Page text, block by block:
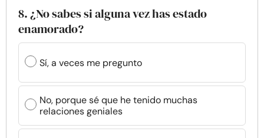
8. ¿No sabes si alguna vez has estado
enamorado?
Sí, a veces me pregunto
No, porque sé que he tenido muchas
relaciones geniales